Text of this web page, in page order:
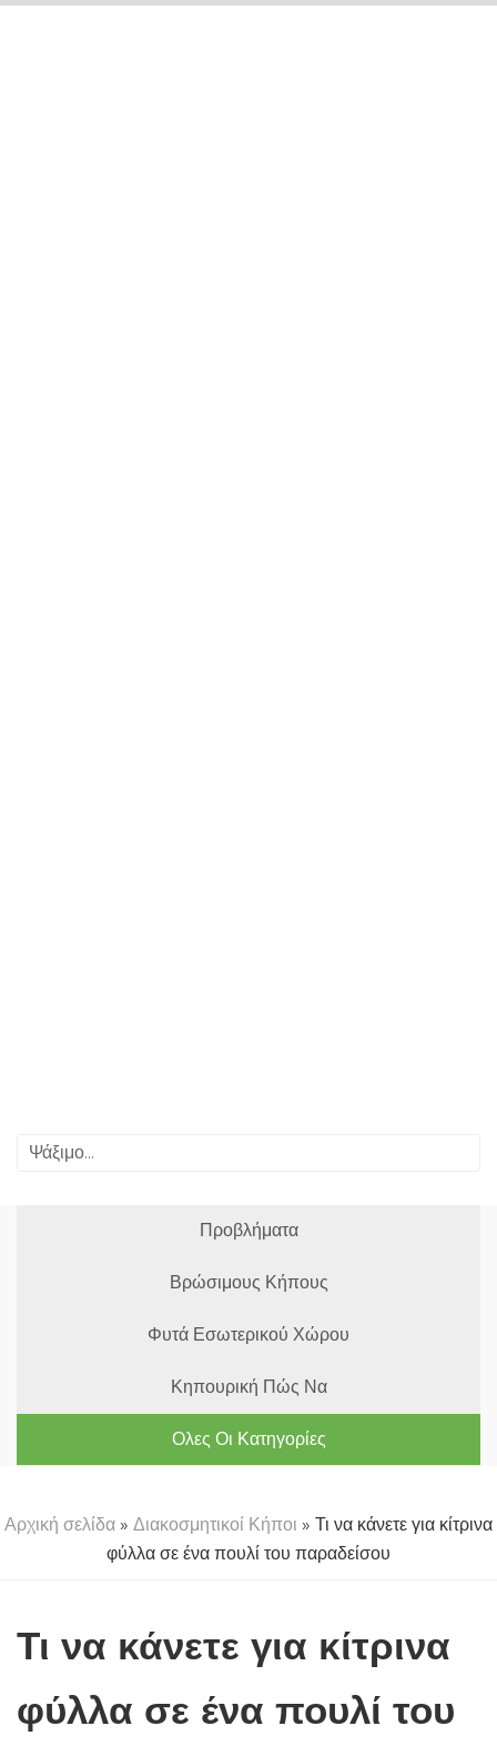
Προβλήματα
Βρώσιμους Κήπους
Φυτά Εσωτερικού Χώρου
Κηπουρική Πώς Να
Ολες Οι Κατηγορίες
Αρχική σελίδα » Διακοσμητικοί Κήποι » Τι να κάνετε για κίτρινα
φύλλα σε ένα πουλί του παραδείσου
Τι να κάνετε για κίτρινα
φύλλα σε ένα πουλί του